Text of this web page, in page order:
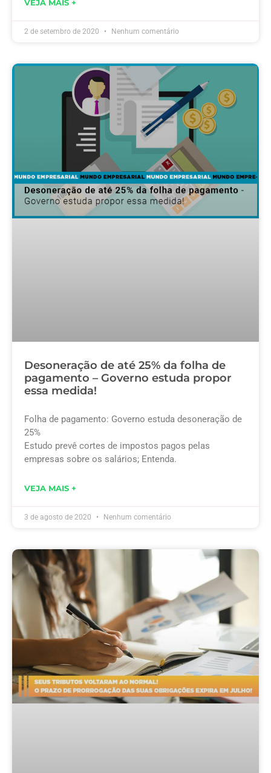
VEJA MAIS +
2 de setembro de 2020 Nenhum comentário
Desoneração de até 25% da folha de
pagamento – Governo estuda propor
essa medida!
Folha de pagamento: Governo estuda desoneração de
25%
Estudo prevê cortes de impostos pagos pelas
empresas sobre os salários; Entenda.
VEJA MAIS +
3 de agosto de 2020 Nenhum comentário